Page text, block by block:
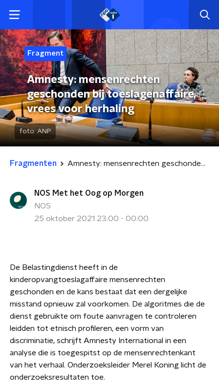
Fragment
Amnesty: mensenrechten
geschonden bij toeslagenaffaire,
vrees voor herhaling
foto:ANP
Fragmenten Amnesty: mensenrechten geschonden bij toeslagenaffaire, vrees voor herhaling
NOS Met het Oog op Morgen
NOS
25 oktober 2021 23:00 - 00:00
De Belastingdienst heeft in de
kinderopvangtoeslagaffaire mensenrechten
geschonden en de kans bestaat dat een dergelijke
misstand opnieuw zal voorkomen. De algoritmes die de
dienst gebruikte om foute aanvragen te controleren
leidden tot etnisch profileren, een vorm van
discriminatie, schrijft Amnesty International in een
analyse die is toegespitst op de mensenrechtenkant
van het verhaal. Onderzoeksleider Merel Koning licht de
onderzoeksresultaten toe.